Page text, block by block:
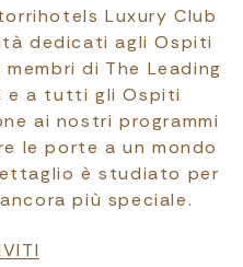
Luxury Club
dedicati agli Ospiti
di The Leading
e a tutti gli Ospiti
ai nostri programmi
le porte a un mondo
è studiato per
più speciale.